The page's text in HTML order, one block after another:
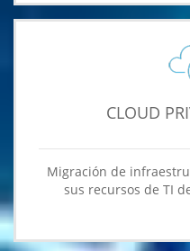
CLOUD
Migración de
sus recursos de TI